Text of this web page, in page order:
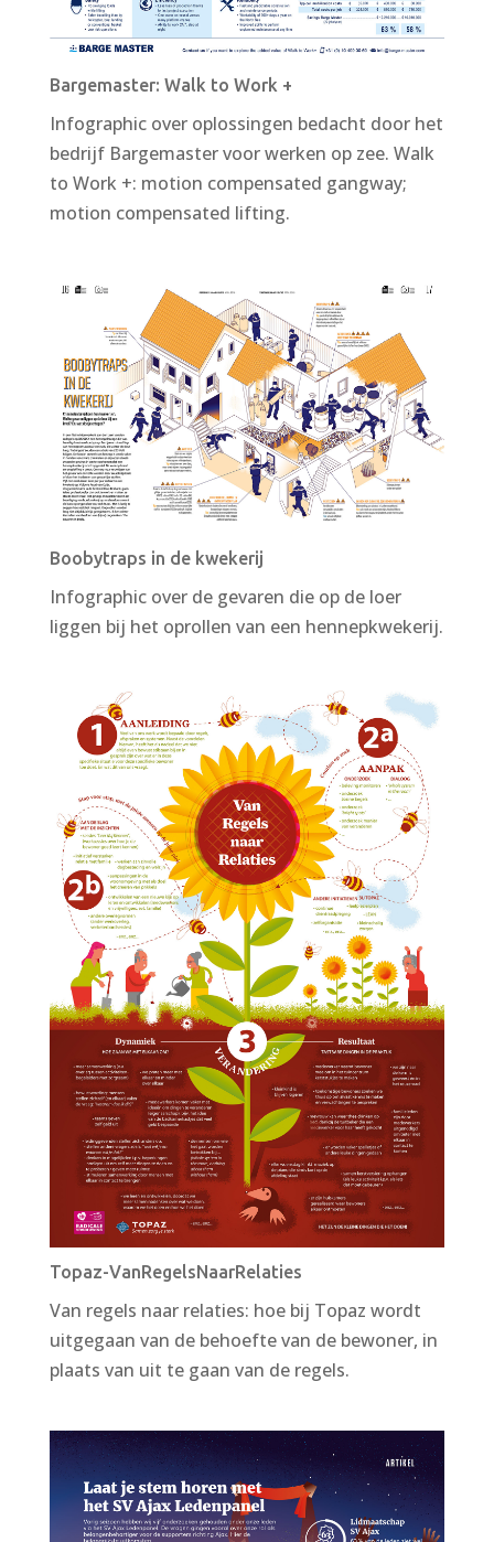
Bargemaster: Walk to Work +
Infographic over oplossingen bedacht door het
bedrijf Bargemaster voor werken op zee. Walk
to Work +: motion compensated gangway;
motion compensated lifting.
Boobytraps in de kwekerij
Infographic over de gevaren die op de loer
liggen bij het oprollen van een hennepkwekerij.
Topaz-VanRegelsNaarRelaties
Van regels naar relaties: hoe bij Topaz wordt
uitgegaan van de behoefte van de bewoner, in
plaats van uit te gaan van de regels.